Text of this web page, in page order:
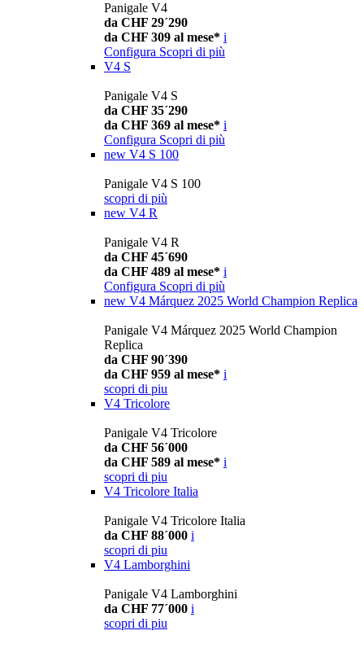
Panigale V4
da CHF 29´290
da CHF 309 al mese* i
Configura Scopri di più
V4 S
Panigale V4 S
da CHF 35´290
da CHF 369 al mese* i
Configura Scopri di più
new V4 S 100
Panigale V4 S 100
scopri di più
new V4 R
Panigale V4 R
da CHF 45´690
da CHF 489 al mese* i
Configura Scopri di più
new V4 Márquez 2025 World Champion Replica
Panigale V4 Márquez 2025 World Champion
Replica
da CHF 90´390
da CHF 959 al mese* i
scopri di piu
V4 Tricolore
Panigale V4 Tricolore
da CHF 56´000
da CHF 589 al mese* i
scopri di piu
V4 Tricolore Italia
Panigale V4 Tricolore Italia
da CHF 88´000 i
scopri di piu
V4 Lamborghini
Panigale V4 Lamborghini
da CHF 77´000 i
scopri di piu